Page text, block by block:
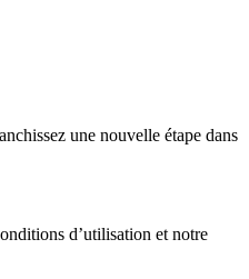
une nouvelle étape dans
d’utilisation et notre